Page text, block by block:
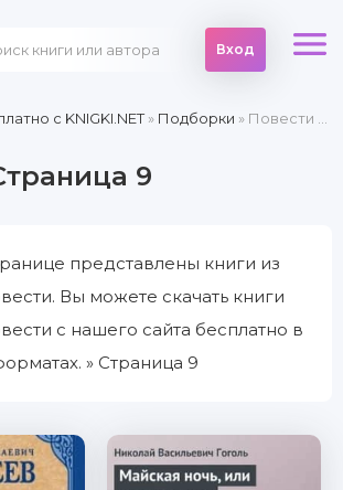
Вход
c KNIGKI.NET» Подборки » Повести » Страница 9
9
представлены книги из
Вы можете скачать книги
с нашего сайта бесплатно в
» Страница 9